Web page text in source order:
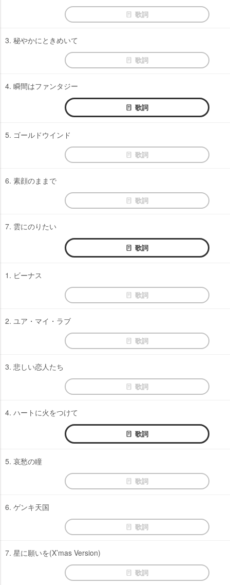
歌詞
3. 秘やかにときめいて
歌詞
4. 瞬間はファンタジー
歌詞
5. ゴールドウインド
歌詞
6. 素顔のままで
歌詞
7. 雲にのりたい
歌詞
1. ビーナス
歌詞
2. ユア・マイ・ラブ
歌詞
3. 悲しい恋人たち
歌詞
4. ハートに火をつけて
歌詞
5. 哀愁の瞳
歌詞
6. ゲンキ天国
歌詞
7. 星に願いを(X’mas Version)
歌詞